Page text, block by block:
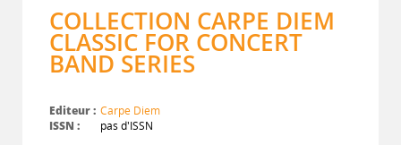
COLLECTION CARPE DIEM
CLASSIC FOR CONCERT
BAND SERIES
Editeur : Carpe Diem
ISSN :
pas d'ISSN